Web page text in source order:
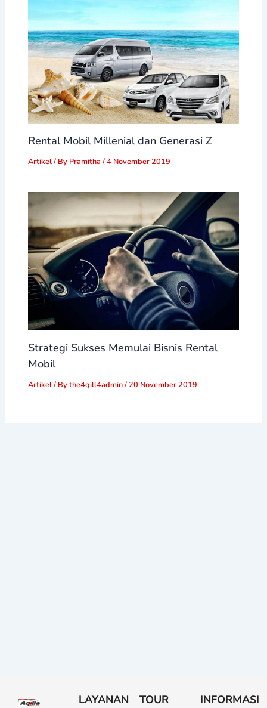
Rental Mobil Millenial dan Generasi Z
Artikel/ By Pramitha/4 November 2019
Strategi Sukses Memulai Bisnis Rental
Mobil
Artikel/ Bythe4qill4admin/ 20 November 2019
LAYANAN TOUR INFORMASI